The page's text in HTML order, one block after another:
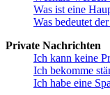
Was ist eine
Was bedeutet
Private Nachrichten
Ich kann keine
Ich bekomme
Ich habe eine